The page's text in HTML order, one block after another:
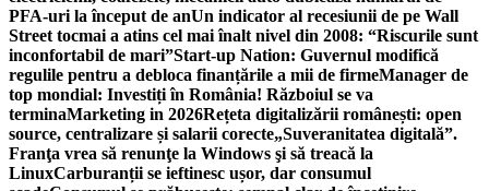
PFA-uri la început de anUn indicator al recesiunii de pe Wall
Street tocmai a atins cel mai înalt nivel din 2008: “Riscurile sunt
inconfortabil de mari”Start-up Nation: Guvernul modifică
regulile pentru a debloca finanțările a mii de firmeManager de
top mondial: Investiți în România! Războiul se va
terminaMarketing in 2026Rețeta digitalizării românești: open
source, centralizare și salarii corecte„Suveranitatea digitală”.
Franţa vrea să renunţe la Windows şi să treacă la
LinuxCarburanții se ieftinesc ușor, dar consumul